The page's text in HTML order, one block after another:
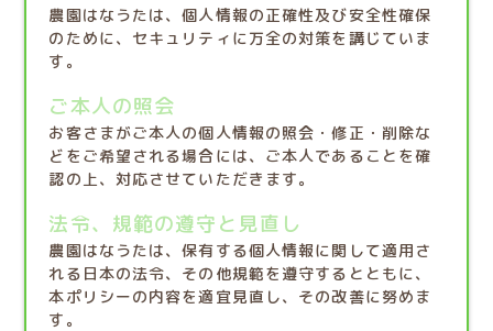
農園はなうたは、個人情報の正確性及び安全性確保
のために、セキュリティに万全の対策を講じていま
す。
ご本人の照会
お客さまがご本人の個人情報の照会・修正・削除な
どをご希望される場合には、ご本人であることを確
認の上、対応させていただきます。
法令、規範の遵守と見直し
農園はなうたは、保有する個人情報に関して適用さ
れる日本の法令、その他規範を遵守するとともに、
本ポリシーの内容を適宜見直し、その改善に努めま
す。